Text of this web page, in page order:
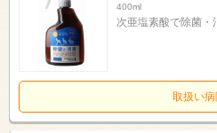
400ml
次亜塩素酸で除菌・
取扱い